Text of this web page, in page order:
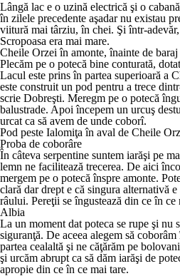
Lângă lac e o uzină electrică şi o
în zilele precedente aşadar nu existau
viitură mai târziu, în chei. Şi într-
Scropoasa era mai mare.
Cheile Orzei în amonte, înainte de baraj
Plecăm pe o potecă bine conturată,
Lacul este prins în partea superioară a
este construit un pod pentru a trece
scrie Dobreşti. Meregm pe o potecă
balustrade. Apoi începem un urcuş
urcat ca să avem de unde coborî.
Pod peste Ialomiţa în aval de Cheile
Proba de coborâre
În câteva serpentine suntem iarăşi pe
lemn ne facilitează trecerea. De aici
mergem pe o potecă înspre amonte.
clară dar drept e că singura alternativă
râului. Pereţii se îngustează din ce în ce
Albia
La un moment dat poteca se rupe şi nu
siguranţă. De aceea alegem să
partea cealaltă şi ne căţărăm pe
şi urcăm abrupt ca să dăm iarăşi de
apropie din ce în ce mai tare.